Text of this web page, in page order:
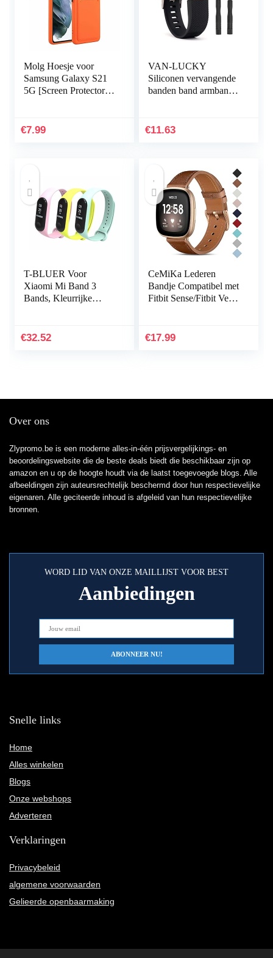
Molg Hoesje voor
Samsung Galaxy S21
5G [Screen Protector]
Proof
€7.99
VAN-LUCKY
Siliconen vervangende
banden band armband
accessoires groot
€11.63
T-BLUER Voor
Xiaomi Mi Band 3
Bands, Kleurrijke
Mi Band 3/Mi Band 4
€32.52
CeMiKa Lederen
Bandje Compatibel met
Fitbit Sense/Fitbit Versa
Compatibel met Fitbit
€17.99
Over ons
Zlypromo.be is een moderne alles-in-één prijsvergelijkings- en
beoordelingswebsite die de beste deals biedt die beschikbaar zijn op
amazon en u op de hoogte houdt via de laatst toegevoegde blogs. Alle
afbeeldingen zijn auteursrechtelijk beschermd door hun respectievelijke
eigenaren. Alle geciteerde inhoud is afgeleid van hun respectievelijke
bronnen.
WORD LID VAN ONZE MAILLIJST VOOR BEST
Aanbiedingen
Snelle links
Home
Alles winkelen
Blogs
Onze webshops
Adverteren
Verklaringen
Privacybeleid
algemene voorwaarden
Gelieerde openbaarmaking